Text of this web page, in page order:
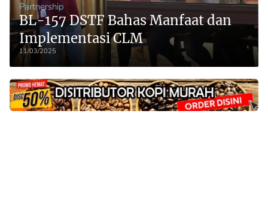
Partnership
BL-157 DSTF Bahas Manfaat dan
Implementasi CLM
11/03/2025